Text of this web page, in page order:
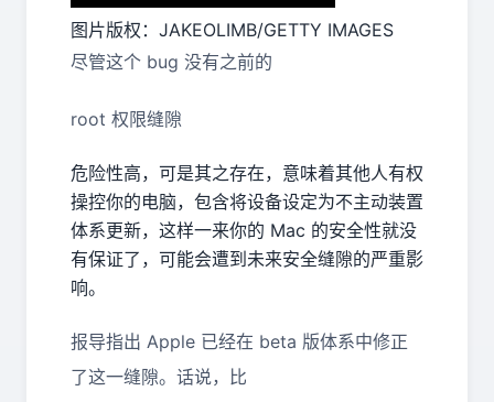
图片版权：JAKEOLIMB/GETTY IMAGES
尽管这个 bug 没有之前的
root 权限缝隙
危险性高，可是其之存在，意味着其他人有权
操控你的电脑，包含将设备设定为不主动装置
体系更新，这样一来你的 Mac 的安全性就没
有保证了，可能会遭到未来安全缝隙的严重影
响。
报导指出 Apple 已经在 beta 版体系中修正
了这一缝隙。话说，比